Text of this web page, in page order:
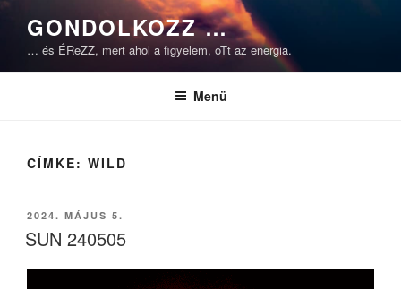
Tartalomhoz
GONDOLKOZZ …
… és ÉReZZ, mert ahol a figyelem, oTt az energia.
Menü
CÍMKE: WILD
BEKÜLDVE:
2024. MÁJUS 5.
SUN 240505